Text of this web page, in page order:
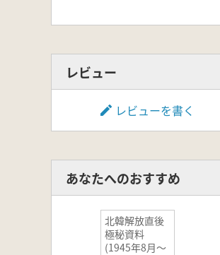
レビュー
レビューを書く
あなたへのおすすめ
北韓解放直後
極秘資料
(1945年8月〜